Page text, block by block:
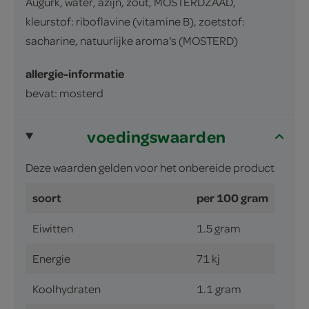
kleurstof: riboflavine (vitamine B), zoetstof:
sacharine, natuurlijke aroma's (MOSTERD)
allergie-informatie
bevat: mosterd
voedingswaarden
Deze waarden gelden voor het onbereide product
soort per 100 gram
Eiwitten 1.5 gram
Energie 71 kj
Koolhydraten 1.1 gram